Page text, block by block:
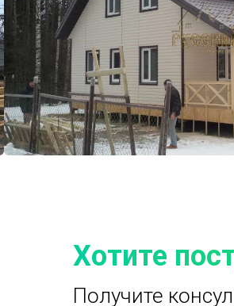
Хотите
Получите